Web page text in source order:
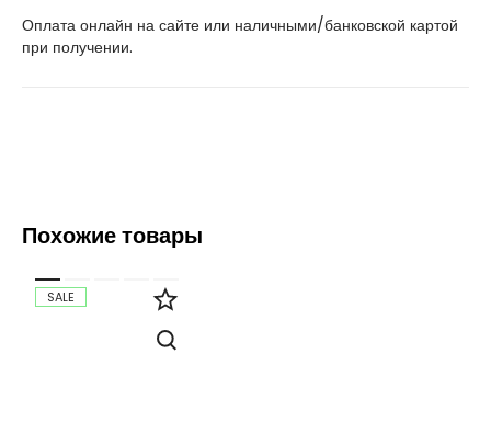
Оплата онлайн на сайте или наличными/банковской картой
при получении.
Похожие товары
SALE